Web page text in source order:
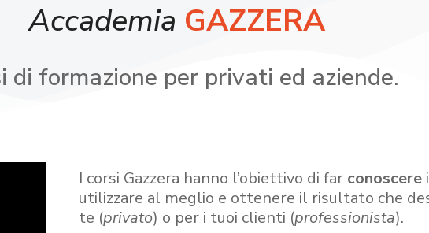
Accademia GAZZERA
di formazione per privati ed aziende.
I corsi Gazzera hanno l’obiettivo di far conoscerei
utilizzare al meglio e ottenere il risultato che
te (privato) o per i tuoi clienti (professionista).